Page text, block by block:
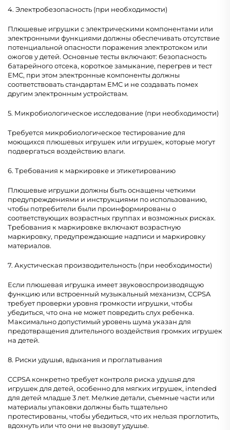
4. Электробезопасность (при необходимости)
Плюшевые игрушки с электрическими компонентами или
электронными функциями должны обеспечивать отсутствие
потенциальной опасности поражения электротоком или
ожогов у детей. Основные тесты включают: безопасность
батарейного отсека, короткое замыкание, перегрев и тест
EMC, при этом электронные компоненты должны
соответствовать стандартам EMC и не создавать помех
другим электронным устройствам.
5. Микробиологическое исследование (при необходимости)
Требуется микробиологическое тестирование для
моющихся плюшевых игрушек или игрушек, которые могут
подвергаться воздействию влаги.
6. Требования к маркировке и этикетированию
Плюшевые игрушки должны быть оснащены четкими
предупреждениями и инструкциями по использованию,
чтобы потребители были проинформированы о
соответствующих возрастных группах и возможных рисках.
Требования к маркировке включают возрастную
маркировку, предупреждающие надписи и маркировку
материалов.
7. Акустическая производительность (при необходимости)
Если плюшевая игрушка имеет звуковоспроизводящую
функцию или встроенный музыкальный механизм, CCPSA
требует проверки уровня громкости игрушки, чтобы
убедиться, что она не может повредить слух ребенка.
Максимально допустимый уровень шума указан для
предотвращения длительного воздействия громких игрушек
на детей.
8. Риски удушья, вдыхания и проглатывания
CCPSA конкретно требует контроля риска удушья для
игрушек для детей, особенно для мягких игрушек, intended
для детей младше 3 лет. Мелкие детали, съемные части или
материалы упаковки должны быть тщательно
протестированы, чтобы убедиться, что их нельзя проглотить,
вдохнуть или что они не вызовут удушье.